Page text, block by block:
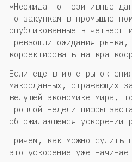
«Неожиданно позитивные
по закупкам в
опубликованные в четверг
превзошли ожидания
корректировать на
Если еще в июне рынок
макроданных, отражающих
ведущей экономике мира,
прошлой недели цифры
об ожидающемся ускорении
Причем, как можно судить
это ускорение уже